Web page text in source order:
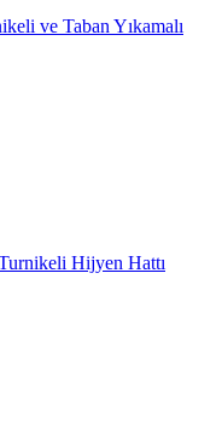
ve Taban Yıkamalı
Hijyen Hattı